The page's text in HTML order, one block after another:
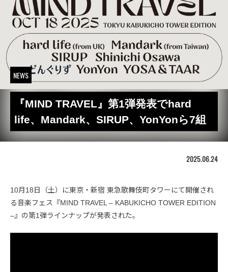
NEWS
『MIND TRAVEL』第1弾発表でhard
life、Mandark、SIRUP、YonYonら7組
2025.06.24
10月18日（土）に東京・新宿 東急歌舞伎町タワーにて開催され
る音楽フェス『MIND TRAVEL – KABUKICHO TOWER EDITION
–』の第1弾ラインナップが発表された。